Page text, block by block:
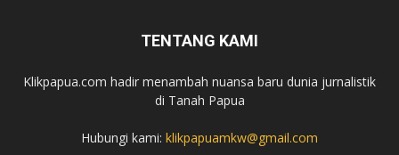
TENTANG KAMI
Klikpapua.com hadir menambah nuansa baru dunia jurnalistik
di Tanah Papua
Hubungi kami: klikpapuamkw@gmail.com